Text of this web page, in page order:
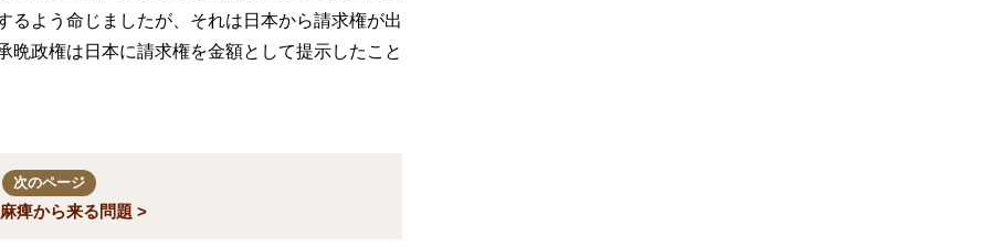
るよう命じましたが、それは日本から請求権が出
晩政権は日本に請求権を金額として提示したこと
次のページ
痺から来る問題 >